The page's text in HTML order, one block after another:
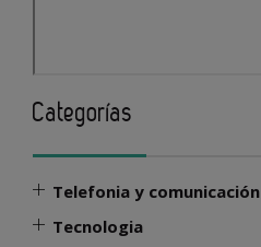
Categorías
Telefonia y comunicación
Tecnologia